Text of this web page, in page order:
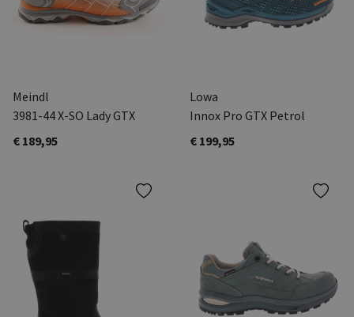
Meindl
3981-44 X-SO Lady GTX
€ 189,95
Lowa
Innox Pro GTX Petrol
€ 199,95